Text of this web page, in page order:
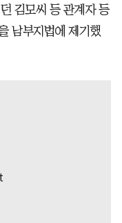
김모씨 등 관계자 등
남부지법에 제기했